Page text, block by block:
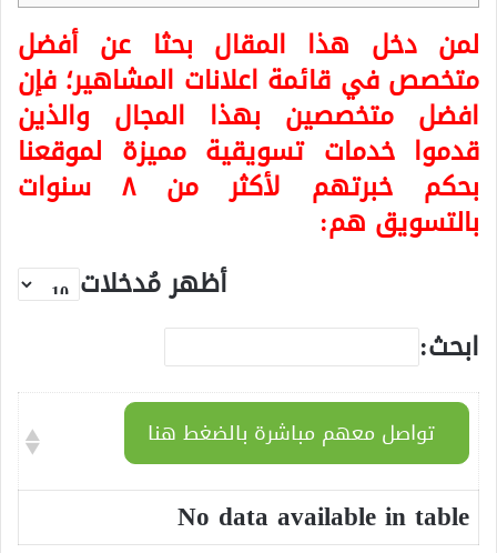
لمن دخل هذا المقال بحثا عن أفضل
متخصص في قائمة اعلانات المشاهير؛ فإن
افضل متخصصين بهذا المجال والذين
قدموا خدمات تسويقية مميزة لموقعنا
بحكم خبرتهم لأكثر من ٨ سنوات
بالتسويق هم:
أظهر مُدخلات
ابحث:
تواصل معهم مباشرة بالضغط هنا
No data available in table